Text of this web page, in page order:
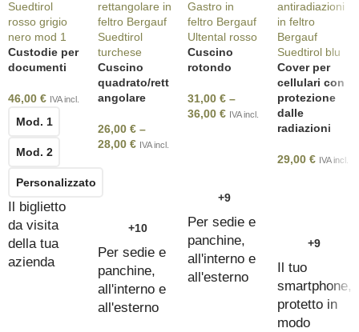
Custodie per
documenti
46,00 € IVA incl.
Mod. 1
Mod. 2
Personalizzato
Il biglietto
da visita
della tua
azienda
Cuscino
quadrato/rett
angolare
26,00 € –
28,00 € IVA incl.
+10
Per sedie e
panchine,
all'interno e
all'esterno
Cuscino
rotondo
31,00 € –
36,00 € IVA incl.
+9
Per sedie e
panchine,
all'interno e
all'esterno
Cover per
cellulari con
protezione
dalle
radiazioni
29,00 € IVA incl.
+9
Il tuo
smartphone,
protetto in
modo